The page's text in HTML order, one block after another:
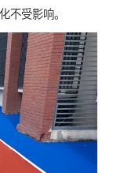
不受影响。